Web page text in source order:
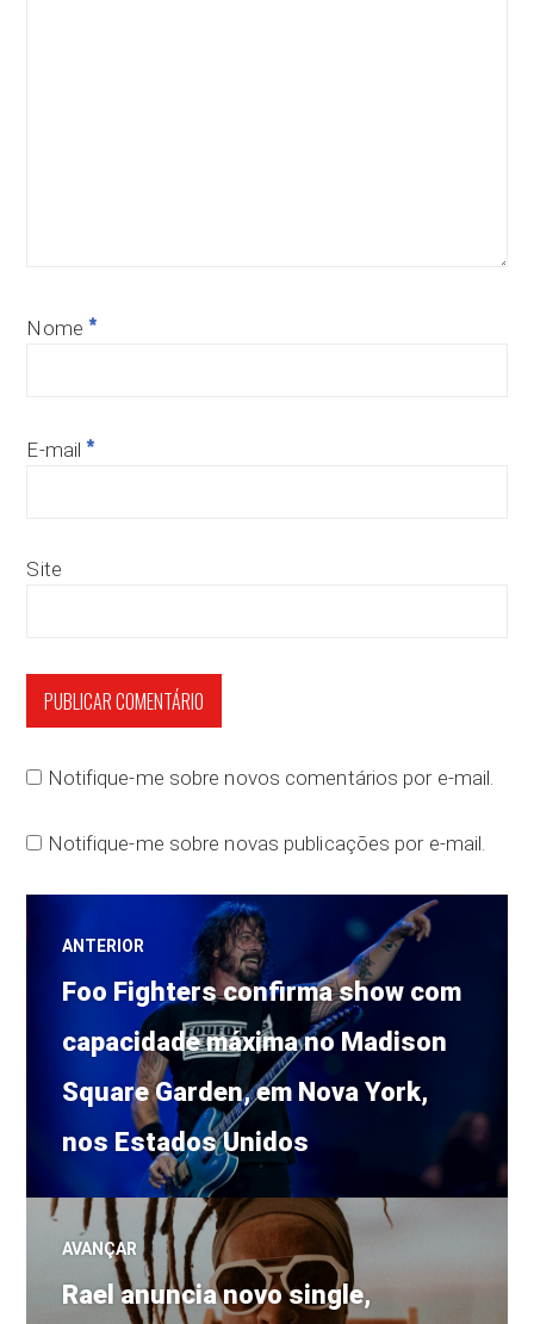
Nome *
E-mail *
Site
Notifique-me sobre novos comentários por e-mail.
Notifique-me sobre novas publicações por e-mail.
Navegação
de
Post
ANTERIOR
Post
anterior:
Foo Fighters confirma show com
capacidade máxima no Madison
Square Garden, em Nova York,
nos Estados Unidos
AVANÇAR
Próximo
Rael anuncia novo single,